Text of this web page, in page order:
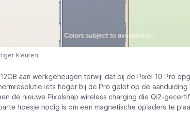
kleuren
aan werkgeheugen terwijl dat bij de Pixel 10 Pro
iets hoger bij de Pro gelet op de aanduiding
de nieuwe Pixelsnap wireless charging die Qi2-
hoesje nodig is om een magnetische opladers te